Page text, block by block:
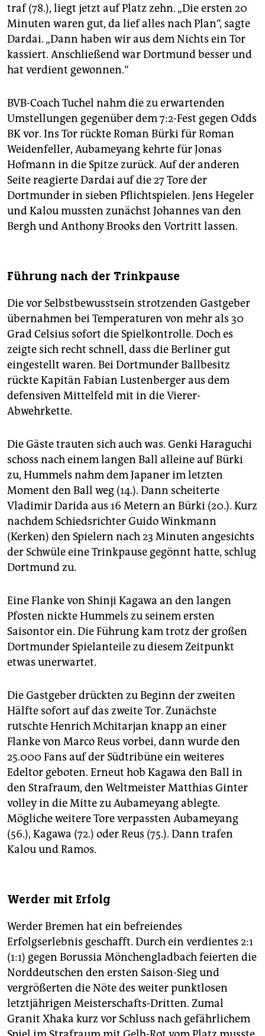
traf (78.), liegt jetzt auf Platz zehn. „Die ersten 20
Minuten waren gut, da lief alles nach Plan“, sagte
Dardai. „Dann haben wir aus dem Nichts ein Tor
kassiert. Anschließend war Dortmund besser und
hat verdient gewonnen.“
BVB-Coach Tuchel nahm die zu erwartenden
Umstellungen gegenüber dem 7:2-Fest gegen Odds
BK vor. Ins Tor rückte Roman Bürki für Roman
Weidenfeller, Aubameyang kehrte für Jonas
Hofmann in die Spitze zurück. Auf der anderen
Seite reagierte Dardai auf die 27 Tore der
Dortmunder in sieben Pflichtspielen. Jens Hegeler
und Kalou mussten zunächst Johannes van den
Bergh und Anthony Brooks den Vortritt lassen.
Führung nach der Trinkpause
Die vor Selbstbewusstsein strotzenden Gastgeber
übernahmen bei Temperaturen von mehr als 30
Grad Celsius sofort die Spielkontrolle. Doch es
zeigte sich recht schnell, dass die Berliner gut
eingestellt waren. Bei Dortmunder Ballbesitz
rückte Kapitän Fabian Lustenberger aus dem
defensiven Mittelfeld mit in die Vierer-
Abwehrkette.
Die Gäste trauten sich auch was. Genki Haraguchi
schoss nach einem langen Ball alleine auf Bürki
zu, Hummels nahm dem Japaner im letzten
Moment den Ball weg (14.). Dann scheiterte
Vladimir Darida aus 16 Metern an Bürki (20.). Kurz
nachdem Schiedsrichter Guido Winkmann
(Kerken) den Spielern nach 23 Minuten angesichts
der Schwüle eine Trinkpause gegönnt hatte, schlug
Dortmund zu.
Eine Flanke von Shinji Kagawa an den langen
Pfosten nickte Hummels zu seinem ersten
Saisontor ein. Die Führung kam trotz der großen
Dortmunder Spielanteile zu diesem Zeitpunkt
etwas unerwartet.
Die Gastgeber drückten zu Beginn der zweiten
Hälfte sofort auf das zweite Tor. Zunächste
rutschte Henrich Mchitarjan knapp an einer
Flanke von Marco Reus vorbei, dann wurde den
25.000 Fans auf der Südtribüne ein weiteres
Edeltor geboten. Erneut hob Kagawa den Ball in
den Strafraum, den Weltmeister Matthias Ginter
volley in die Mitte zu Aubameyang ablegte.
Mögliche weitere Tore verpassten Aubameyang
(56.), Kagawa (72.) oder Reus (75.). Dann trafen
Kalou und Ramos.
Werder mit Erfolg
Werder Bremen hat ein befreiendes
Erfolgserlebnis geschafft. Durch ein verdientes 2:1
(1:1) gegen Borussia Mönchengladbach feierten die
Norddeutschen den ersten Saison-Sieg und
vergrößerten die Nöte des weiter punktlosen
letztjährigen Meisterschafts-Dritten. Zumal
Granit Xhaka kurz vor Schluss nach gefährlichem